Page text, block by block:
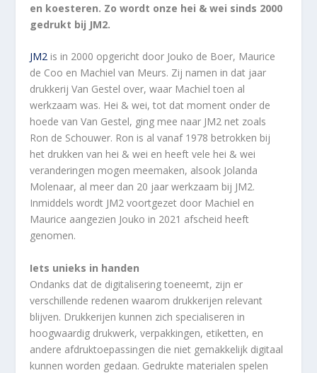
en koesteren. Zo wordt onze hei & wei sinds 2000
gedrukt bij JM2.
JM2 is in 2000 opgericht door Jouko de Boer, Maurice
de Coo en Machiel van Meurs. Zij namen in dat jaar
drukkerij Van Gestel over, waar Machiel toen al
werkzaam was. Hei & wei, tot dat moment onder de
hoede van Van Gestel, ging mee naar JM2 net zoals
Ron de Schouwer. Ron is al vanaf 1978 betrokken bij
het drukken van hei & wei en heeft vele hei & wei
veranderingen mogen meemaken, alsook Jolanda
Molenaar, al meer dan 20 jaar werkzaam bij JM2.
Inmiddels wordt JM2 voortgezet door Machiel en
Maurice aangezien Jouko in 2021 afscheid heeft
genomen.
Iets unieks in handen
Ondanks dat de digitalisering toeneemt, zijn er
verschillende redenen waarom drukkerijen relevant
blijven. Drukkerijen kunnen zich specialiseren in
hoogwaardig drukwerk, verpakkingen, etiketten, en
andere afdruktoepassingen die niet gemakkelijk digitaal
kunnen worden gedaan. Gedrukte materialen spelen